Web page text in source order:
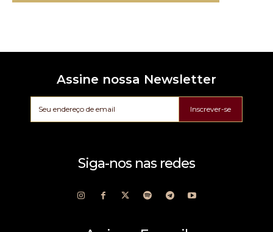
Assine nossa Newsletter
Inscrever-se
Siga-nos nas redes